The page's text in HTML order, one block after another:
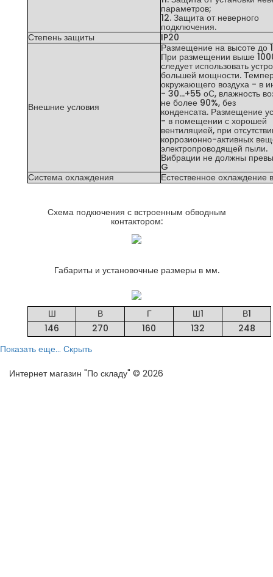
параметров;
12. Защита от неверного
подключения.
Степень защиты
IP20
Внешние условия
Размещение на высоте до
При размещении выше
следует использовать
большей мощности.
окружающего воздуха - в
- 30...+55 оС, влажность
не более 90%, без
конденсата. Размещение
- в помещении с хорошей
вентиляцией, при
коррозионно-активных
электропроводящей пыли.
Вибрации не должны
G
Система охлаждения
Естественное охлаждение
Схема подкючения с встроенным обводным
контактором:
Габариты и установочные размеры в мм.
Ш В Г Ш1
В1
146
270 160 132
248
Показать еще... Скрыть
Интернет магазин "По складу" © 2026